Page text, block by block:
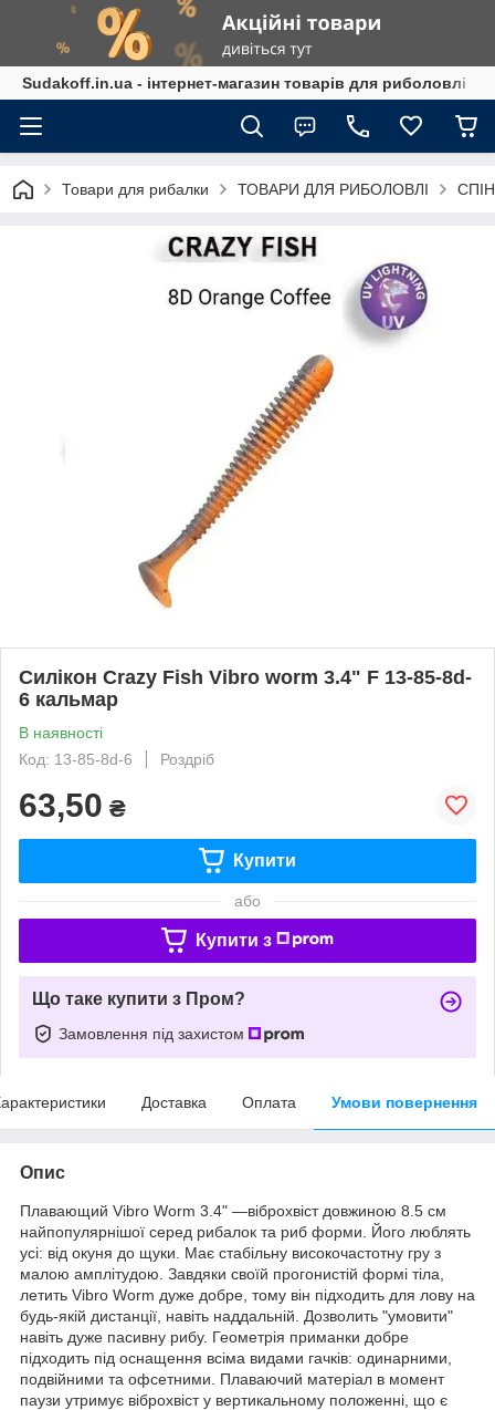
Sudakoff.in.ua - інтернет-магазин товарів для риболовлі
Товари для рибалки ТОВАРИ ДЛЯ РИБОЛОВЛІ
Силікон Crazy Fish Vibro worm 3.4" F 13-85-8d-
6 кальмар
В наявності
Код: 13-85-8d-6
Роздріб
63,50 ₴
Купити
або
Купити з
Що таке купити з Пром?
Замовлення під захистом
Доставка Оплата Умови повернення
Опис
Плавающий Vibro Worm 3.4" —віброхвіст довжиною 8.5 см
найпопулярнішої серед рибалок та риб форми. Його люблять
усі: від окуня до щуки. Має стабільну високочастотну гру з
малою амплітудою. Завдяки своїй прогонистій формі тіла,
летить Vibro Worm дуже добре, тому він підходить для лову на
будь-якій дистанції, навіть наддальній. Дозволить "умовити"
навіть дуже пасивну рибу. Геометрія приманки добре
підходить під оснащення всіма видами гачків: одинарними,
подвійними та офсетними. Плаваючий матеріал в момент
паузи утримує віброхвіст у вертикальному положенні, що є